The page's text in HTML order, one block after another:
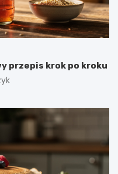
przepis krok po kroku